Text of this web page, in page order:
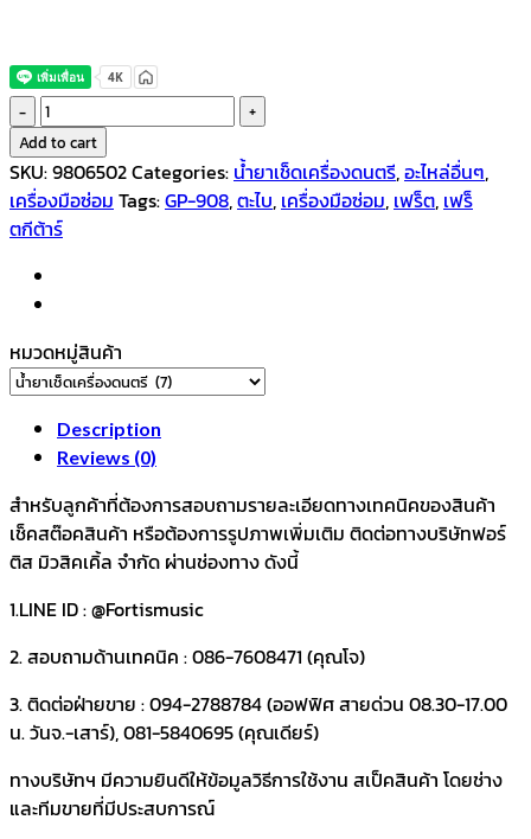
Forte
ชุด
แปลง
ทำความ
สะอาด
โซ
โฟน
002
quantity
Add to cart
SKU:9806502Categories: น้ำยาเช็ดเครื่องดนตรี,อะไหล่อื่นๆ,
เครื่องมือซ่อม Tags:GP-908,ตะไบ, เครื่องมือซ่อม, เฟร็ต, เฟร็
ตกีต้าร์
หมวดหมู่สินค้า
Description
Reviews (0)
สำหรับลูกค้าที่ต้องการสอบถามรายละเอียดทางเทคนิคของสินค้า
เช็คสต๊อคสินค้า หรือต้องการรูปภาพเพิ่มเติม ติดต่อทางบริษัทฟอร์
ติส มิวสิคเคิ้ล จำกัด ผ่านช่องทาง ดังนี้
1.LINE ID : @Fortismusic
2. สอบถามด้านเทคนิค : 086-7608471 (คุณโจ)
3. ติดต่อฝ่ายขาย : 094-2788784 (ออฟฟิศ สายด่วน 08.30-17.00
น. วันจ.-เสาร์), 081-5840695 (คุณเดียร์)
ทางบริษัทฯ มีความยินดีให้ข้อมูลวิธีการใช้งาน สเป็คสินค้า โดยช่าง
และทีมขายที่มีประสบการณ์